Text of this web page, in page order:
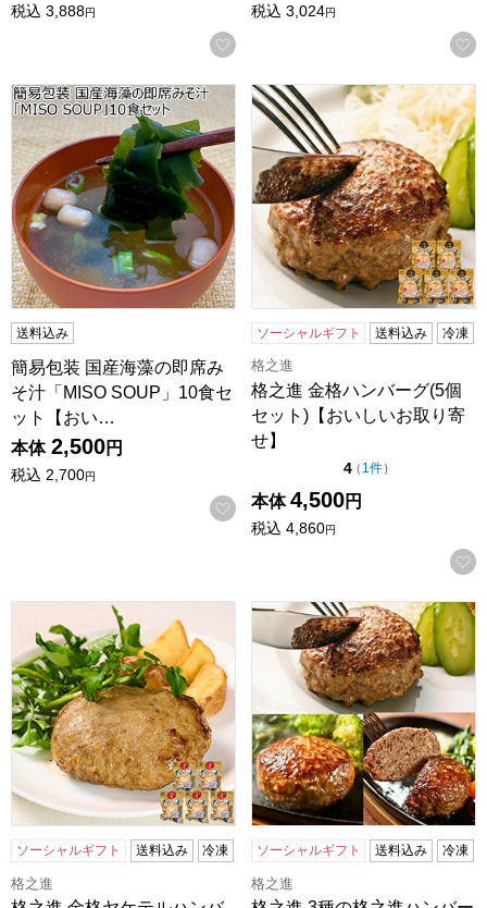
税込 3,888円
お気に入りに登録する
税込 3,024円
簡易包装 国産海藻の即席みそ汁「MISO SOUP」10食セッ
送料込み
簡易包装 国産海藻の即席み
そ汁「MISO SOUP」10食セ
ット【おい…
本体 2,500円
税込 2,700円
お気に入りに登録する
格之進 金格ハンバーグ(5個
ソーシャルギフト 送料込み 冷凍
格之進
格之進 金格ハンバーグ(5個
セット)【おいしいお取り寄
せ】
4点（5点満点中）
（ 1件の評価
）
本体 4,500円
税込 4,860円
格之進 金格ヤケテルハンバーグ(5個セット)【おいしいお取
ソーシャルギフト 送料込み 冷凍
格之進
格之進 3種の格之進ハンバー
ソーシャルギフト 送料込み 冷凍
格之進